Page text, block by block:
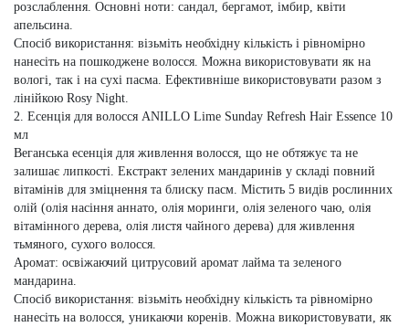
розслаблення. Основні ноти: сандал, бергамот, імбир, квіти
апельсина.
Спосіб використання: візьміть необхідну кількість і рівномірно
нанесіть на пошкоджене волосся. Можна використовувати як на
вологі, так і на сухі пасма. Ефективніше використовувати разом з
лінійкою Rosy Night.
2. Есенція для волосся ANILLO Lime Sunday Refresh Hair Essence 10
мл
Веганська есенція для живлення волосся, що не обтяжує та не
залишає липкості. Екстракт зелених мандаринів у складі повний
вітамінів для зміцнення та блиску пасм. Містить 5 видів рослинних
олій (олія насіння аннато, олія моринги, олія зеленого чаю, олія
вітамінного дерева, олія листя чайного дерева) для живлення
тьмяного, сухого волосся.
Аромат: освіжаючий цитрусовий аромат лайма та зеленого
мандарина.
Спосіб використання: візьміть необхідну кількість та рівномірно
нанесіть на волосся, уникаючи коренів. Можна використовувати, як